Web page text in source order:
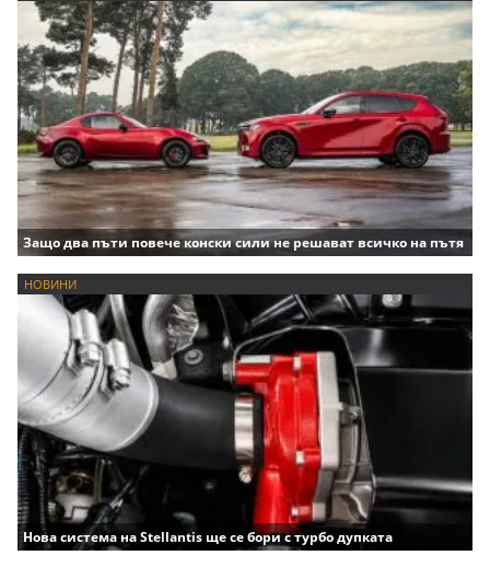
Защо два пъти повече конски сили не решават всичко на пътя
НОВИНИ
Нова система на Stellantis ще се бори с турбо дупката